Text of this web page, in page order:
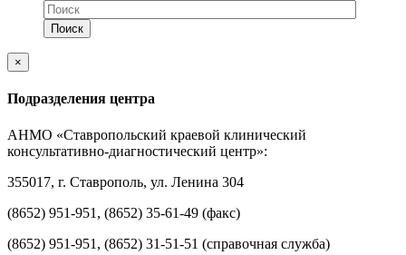
×
Подразделения центра
АНМО «Ставропольский краевой клинический
консультативно-диагностический центр»:
355017, г. Ставрополь, ул. Ленина 304
(8652) 951-951, (8652) 35-61-49 (факс)
(8652) 951-951, (8652) 31-51-51 (справочная служба)